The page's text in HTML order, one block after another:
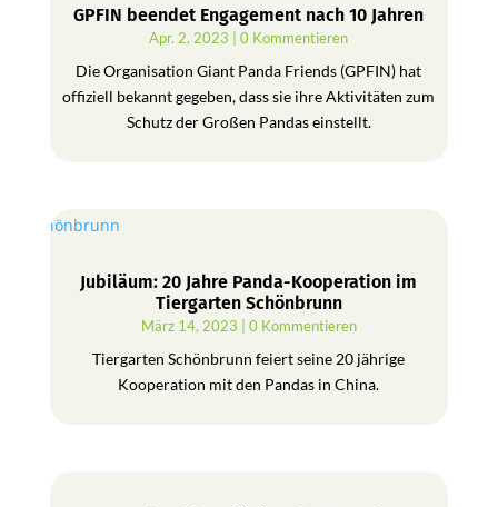
GPFIN beendet Engagement nach 10 Jahren
Apr. 2, 2023 | 0 Kommentieren
Die Organisation Giant Panda Friends (GPFIN) hat
offiziell bekannt gegeben, dass sie ihre Aktivitäten zum
Schutz der Großen Pandas einstellt.
Jubiläum: 20 Jahre Panda-Kooperation im
Tiergarten Schönbrunn
März 14, 2023 | 0 Kommentieren
Tiergarten Schönbrunn feiert seine 20 jährige
Kooperation mit den Pandas in China.